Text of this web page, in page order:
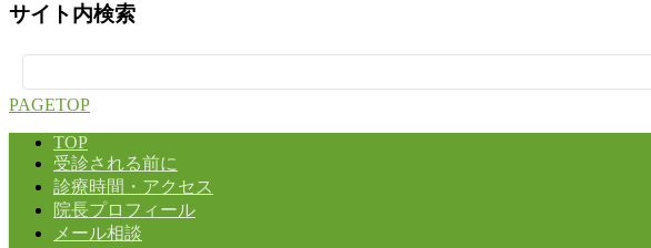
サイト内検索
索:
PAGETOP
TOP
受診される前に
診療時間・アクセス
院長プロフィール
メール相談